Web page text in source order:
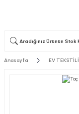
Anasayfa EV TEKSTİLİ